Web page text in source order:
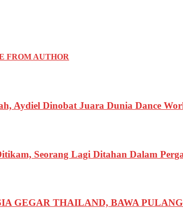
FROM AUTHOR
Aydiel Dinobat Juara Dunia Dance
Seorang Lagi Ditahan Dalam
GEGAR THAILAND, BAWA